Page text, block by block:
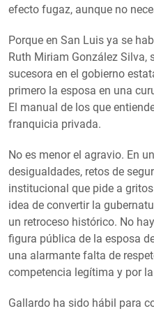
efecto fugaz, aunque no
Porque en San Luis ya se
Ruth Miriam González Silva,
sucesora en el gobierno
primero la esposa en una
El manual de los que
franquicia privada.
No es menor el agravio. En
desigualdades, retos de
institucional que pide a
idea de convertir la
un retroceso histórico. No
figura pública de la esposa
una alarmante falta de
competencia legítima y por
Gallardo ha sido hábil para